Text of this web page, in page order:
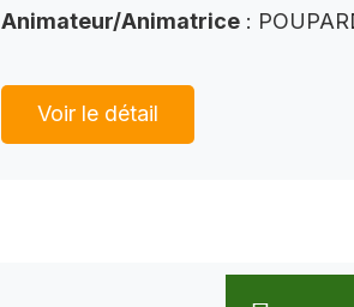
Animateur/Animatrice :
Voir le détail